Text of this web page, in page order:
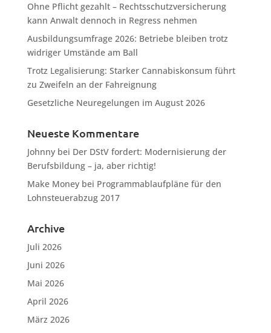
Ohne Pflicht gezahlt – Rechtsschutzversicherung
kann Anwalt dennoch in Regress nehmen
Ausbildungsumfrage 2026: Betriebe bleiben trotz
widriger Umstände am Ball
Trotz Legalisierung: Starker Cannabiskonsum führt
zu Zweifeln an der Fahreignung
Gesetzliche Neuregelungen im August 2026
Neueste Kommentare
Johnnybei Der DStV fordert: Modernisierung der
Berufsbildung – ja, aber richtig!
Make Moneybei Programmablaufpläne für den
Lohnsteuerabzug 2017
Archive
Juli 2026
Juni 2026
Mai 2026
April 2026
März 2026